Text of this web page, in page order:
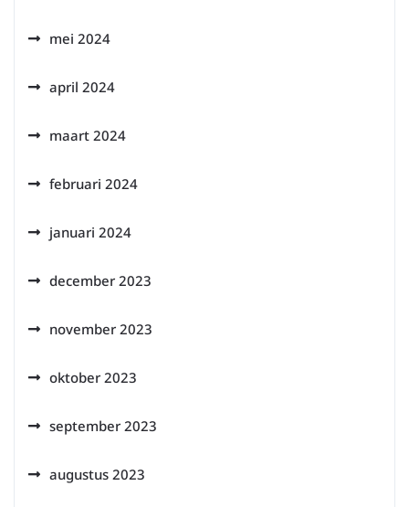
mei 2024
april 2024
maart 2024
februari 2024
januari 2024
december 2023
november 2023
oktober 2023
september 2023
augustus 2023